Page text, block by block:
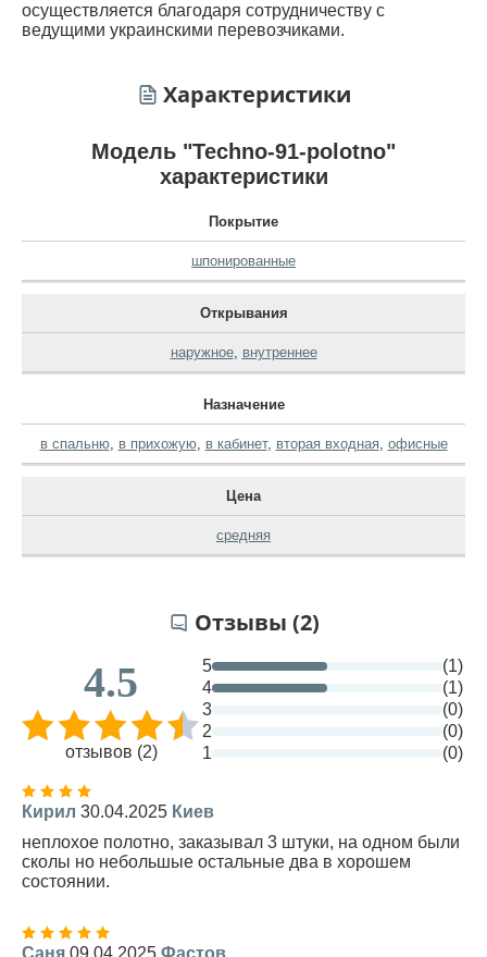
осуществляется благодаря сотрудничеству с
ведущими украинскими перевозчиками.
Характеристики
Модель "Techno-91-polotno"
характеристики
Покрытие
шпонированные
Открывания
наружное, внутреннее
Назначение
в спальню, в прихожую, в кабинет, вторая входная, офисные
Цена
средняя
Отзывы (2)
4.5
отзывов (2)
5
(1)
4
(1)
3
(0)
2
(0)
1
(0)
Кирил 30.04.2025 Киев
неплохое полотно, заказывал 3 штуки, на одном были
сколы но небольшые остальные два в хорошем
состоянии.
Саня 09.04.2025 Фастов